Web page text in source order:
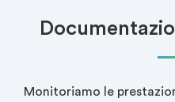
Monitoriamo le